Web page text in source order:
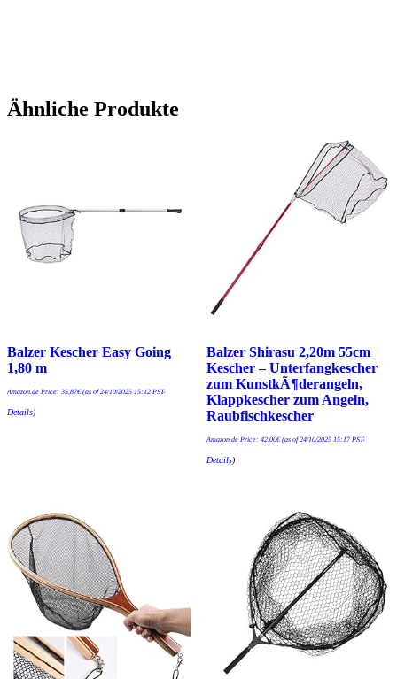
Ähnliche Produkte
Balzer Kescher Easy Going
1,80 m
Amazon.de Price: 35,87€(as of 24/10/2025 15:12 PST-
Details)
Balzer Shirasu 2,20m 55cm
Kescher – Unterfangkescher
zum KunstkÃ¶derangeln,
Klappkescher zum Angeln,
Raubfischkescher
Amazon.de Price: 42,00€(as of 24/10/2025 15:17 PST-
Details)